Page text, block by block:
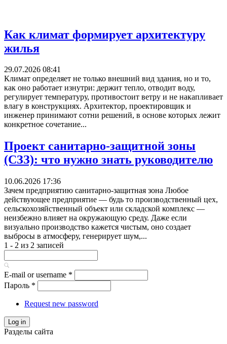
Как климат формирует архитектуру
жилья
29.07.2026 08:41
Климат определяет не только внешний вид здания, но и то,
как оно работает изнутри: держит тепло, отводит воду,
регулирует температуру, противостоит ветру и не накапливает
влагу в конструкциях. Архитектор, проектировщик и
инженер принимают сотни решений, в основе которых лежит
конкретное сочетание...
Проект санитарно-защитной зоны
(СЗЗ): что нужно знать руководителю
10.06.2026 17:36
Зачем предприятию санитарно-защитная зона Любое
действующее предприятие — будь то производственный цех,
сельскохозяйственный объект или складской комплекс —
неизбежно влияет на окружающую среду. Даже если
визуально производство кажется чистым, оно создает
выбросы в атмосферу, генерирует шум,...
1 - 2 из 2 записей
E-mail or username *
Пароль *
Request new password
Log in
Разделы сайта